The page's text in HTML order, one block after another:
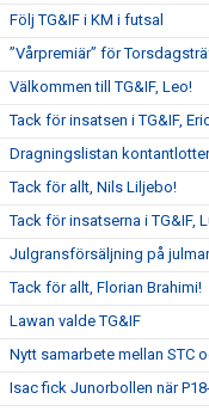
Följ TG&IF i KM i futsal
”Vårpremiär” för
Välkommen till TG&IF, Leo!
Tack för insatsen i TG&IF,
Dragningslistan
Tack för allt, Nils Liljebo!
Tack för insatserna i TG&IF,
Julgransförsäljning på
Tack för allt, Florian Brahimi!
Lawan valde TG&IF
Nytt samarbete mellan STC
Isac fick Junorbollen när